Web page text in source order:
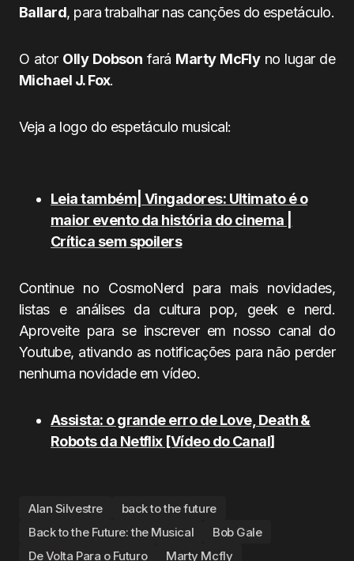
Ballard, para trabalhar nas canções do espetáculo.
O ator Olly Dobson fará Marty McFlyno lugar de
Michael J. Fox.
Veja a logo do espetáculo musical:
Leia também| Vingadores: Ultimato é o
maior evento da história do cinema |
Crítica sem spoilers
Continue no CosmoNerd para mais novidades,
listas e análises da cultura pop, geek e nerd.
Aproveite para se inscrever em nosso canal do
Youtube, ativando as notificações para não perder
nenhuma novidade em vídeo.
Assista: o grande erro de Love, Death &
Robots da Netflix [Vídeo do Canal]
Alan Silvestre
back to the future
Back to the Future: the Musical
Bob Gale
De Volta Para o Futuro
Marty Mcfly